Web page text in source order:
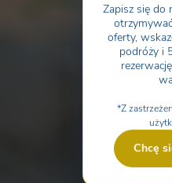
Zapisz się do
oferty,
podróży i
*Z
Chcę